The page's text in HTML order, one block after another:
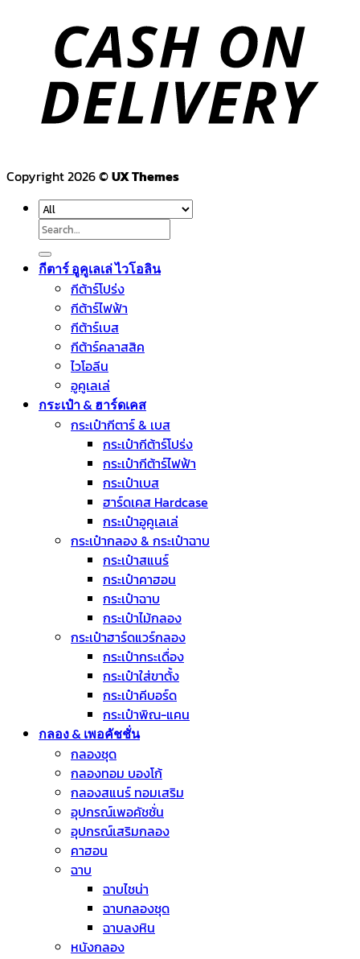
Copyright 2026 ©UX Themes
Search
for:
กีตาร์ อูคูเลเล่ ไวโอลิน
กีต้าร์โปร่ง
กีต้าร์ไฟฟ้า
กีต้าร์เบส
กีต้าร์คลาสสิค
ไวโอลีน
อูคูเลเล่
กระเป๋า & ฮาร์ดเคส
กระเป๋ากีตาร์ & เบส
กระเป๋ากีต้าร์โปร่ง
กระเป๋ากีต้าร์ไฟฟ้า
กระเป๋าเบส
ฮาร์ดเคส Hardcase
กระเป๋าอูคูเลเล่
กระเป๋ากลอง & กระเป๋าฉาบ
กระเป๋าสแนร์
กระเป๋าคาฮอน
กระเป๋าฉาบ
กระเป๋าไม้กลอง
กระเป๋าฮาร์ดแวร์กลอง
กระเป๋ากระเดื่อง
กระเป๋าใส่ขาตั้ง
กระเป๋าคีบอร์ด
กระเป๋าพิณ-แคน
กลอง & เพอคัชชั่น
กลองชุด
กลองทอม บองโก้
กลองสแนร์ ทอมเสริม
อุปกรณ์เพอคัชชั่น
อุปกรณ์เสริมกลอง
คาฮอน
ฉาบ
ฉาบไชน่า
ฉาบกลองชุด
ฉาบลงหิน
หนังกลอง